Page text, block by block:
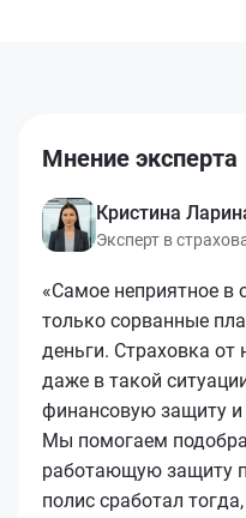
Мнение эксперта
Кристина
Эксперт в
«Самое неприятное в
только сорванные
деньги. Страховка
даже в такой
финансовую защиту
Мы помогаем
работающую защиту
полис сработал